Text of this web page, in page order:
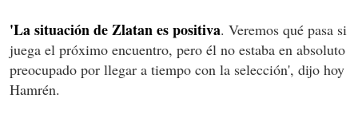
'La situación de Zlatan es positiva. Veremos qué pasa si
juega el próximo encuentro, pero él no estaba en absoluto
preocupado por llegar a tiempo con la selección', dijo hoy
Hamrén.